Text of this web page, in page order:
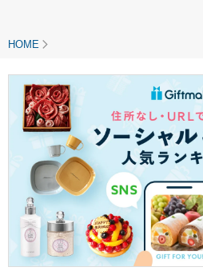
CASIO 時計ケース付
HOME